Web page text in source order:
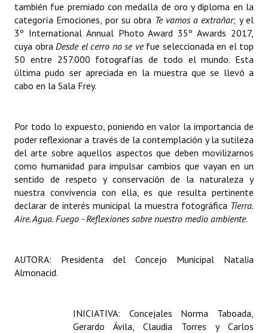
también fue premiado con medalla de oro y diploma en la
categoría Emociones, por su obra Te vamos a extrañar; y el
3º International Annual Photo Award 35º Awards 2017,
cuya obra Desde el cerro no se vefue seleccionada en el top
50 entre 257.000 fotografías de todo el mundo. Esta
última pudo ser apreciada en la muestra que se llevó a
cabo en la Sala Frey.
Por todo lo expuesto, poniendo en valor la importancia de
poder reflexionar a través de la contemplación y la sutileza
del arte sobre aquellos aspectos que deben movilizarnos
como humanidad para impulsar cambios que vayan en un
sentido de respeto y conservación de la naturaleza y
nuestra convivencia con ella, es que resulta pertinente
declarar de interés municipal la muestra fotográficaTierra.
Aire. Agua. Fuego - Reflexiones sobre nuestro medio ambiente.
AUTORA: Presidenta del Concejo Municipal Natalia
Almonacid.
INICIATIVA: Concejales Norma Taboada,
Gerardo Ávila, Claudia Torres y Carlos